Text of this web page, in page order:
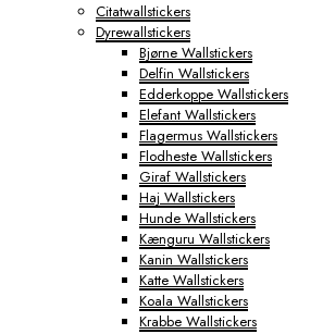
Citatwallstickers
Dyrewallstickers
Bjørne Wallstickers
Delfin Wallstickers
Edderkoppe Wallstickers
Elefant Wallstickers
Flagermus Wallstickers
Flodheste Wallstickers
Giraf Wallstickers
Haj Wallstickers
Hunde Wallstickers
Kænguru Wallstickers
Kanin Wallstickers
Katte Wallstickers
Koala Wallstickers
Krabbe Wallstickers